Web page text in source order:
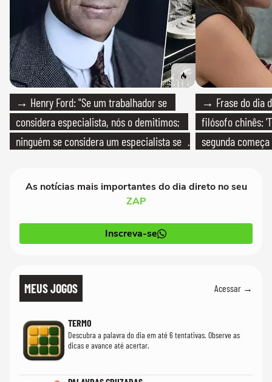
→ Henry Ford: "Se um trabalhador se
considera especialista, nós o demitimos;
ninguém se considera um especialista se
→ Frase do dia
filósofo chinês:
segunda
As notícias mais importantes do dia direto no seu
ZAP
Inscreva-se
MEUS JOGOS Acessar →
TERMO
Descubra a palavra do dia em até 6 tentativas. Observe as
dicas e avance até acertar.